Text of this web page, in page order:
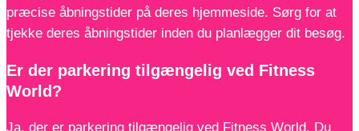
præcise åbningstider på deres hjemmeside. Sørg for at
tjekke deres åbningstider inden du planlægger dit besøg.
Er der parkering tilgængelig ved Fitness
World?
Ja, der er parkering tilgængelig ved Fitness World. Du